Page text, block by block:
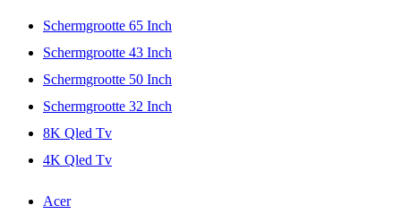
Schermgrootte 65 Inch
Schermgrootte 43 Inch
Schermgrootte 50 Inch
Schermgrootte 32 Inch
8K Qled Tv
4K Qled Tv
Acer